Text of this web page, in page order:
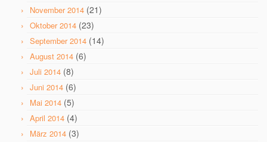
November 2014 (21)
Oktober 2014 (23)
September 2014 (14)
August 2014 (6)
Juli 2014 (8)
Juni 2014 (6)
Mai 2014 (5)
April 2014 (4)
März 2014 (3)